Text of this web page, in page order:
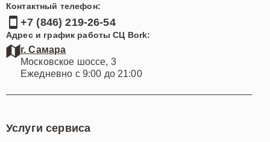
Контактный телефон:
+7 (846) 219-26-54
Адрес и график работы СЦ Bork:
г. Самара
Московское шоссе, 3
Ежедневно с 9:00 до 21:00
Услуги сервиса